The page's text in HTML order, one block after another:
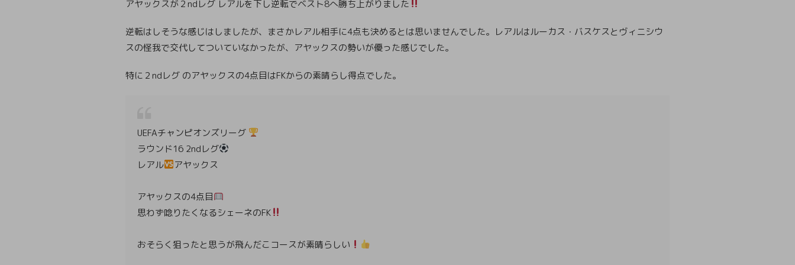
アヤックスが２ndレグ レアルを下し逆転でベスト8へ勝ち上がりました
逆転はしそうな感じはしましたが、まさかレアル相手に4点も決めるとは思いませんでした。レアルはルーカス・バスケスとヴィニシウ
スの怪我で交代してついていなかったが、アヤックスの勢いが優った感じでした。
特に２ndレグ のアヤックスの4点目はFKからの素晴らし得点でした。
UEFAチャンピオンズリーグ
ラウンド16 2ndレグ
レアル
アヤックス
アヤックスの4点目
思わず唸りたくなるシェーネのFK
おそらく狙ったと思うが飛んだこコースが素晴らしい